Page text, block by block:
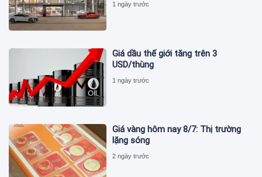
1 ngày trước
Giá dầu thế giới tăng trên 3
USD/thùng
1 ngày trước
Giá vàng hôm nay 8/7: Thị trường
lặng sóng
2 ngày trước